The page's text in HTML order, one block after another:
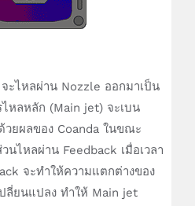
ะไหลผ่าน Nozzle ออกมาเป็น
หลหลัก (Main jet) จะเบน
วยผลของ Coanda ในขณะ
นไหลผ่าน Feedback เมื่อเวลา
จะทำให้ความแตกต่างของ
ลี่ยนแปลง ทำให้ Main jet